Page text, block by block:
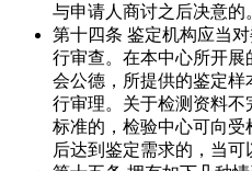
与申请人商讨之后决意的
第十四条 鉴定机构应当
行审查。在本中心所开
会公德，所提供的鉴定
行审理。关于检测资料不
标准的，检验中心可向
后达到鉴定需求的，当可